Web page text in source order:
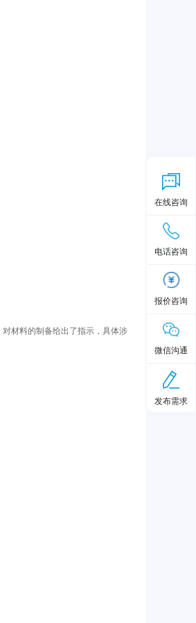
材料的制备给出了指示，具体涉
在线咨询
电话咨询
报价咨询
微信沟通
发布需求